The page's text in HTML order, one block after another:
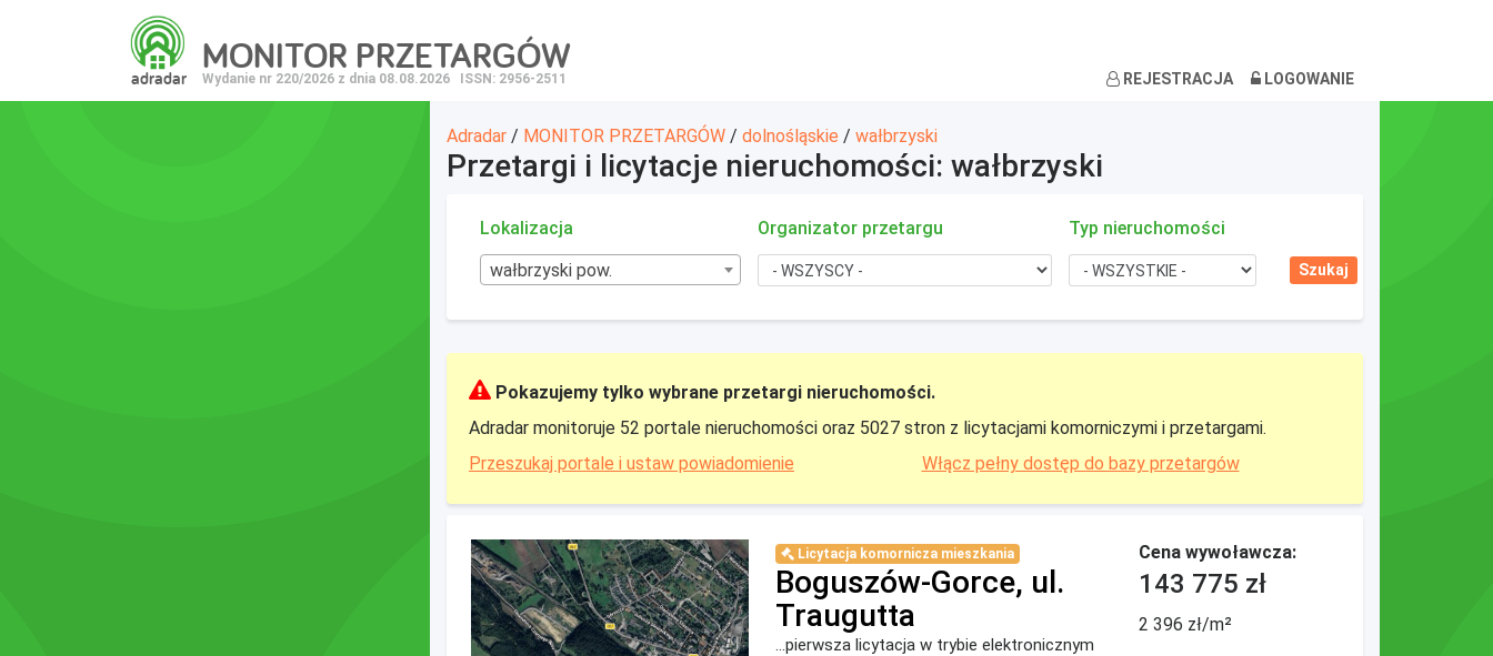
adradar
MONITOR PRZETARGÓW
Wydanie nr 220/2026 z dnia 08.08.2026 ISSN: 2956-2511 REJESTRACJA LOGOWANIE
Adradar / MONITOR PRZETARGÓW / dolnośląskie / wałbrzyski
Przetargi i licytacje nieruchomości: wałbrzyski
Lokalizacja
wałbrzyski pow.
Organizator przetargu Typ nieruchomości
Pokazujemy tylko wybrane przetargi nieruchomości.
Adradar monitoruje 52 portale nieruchomości oraz 5027 stron z licytacjami komorniczymi i przetargami.
Przeszukaj portale i ustaw powiadomienie
Włącz pełny dostęp do bazy przetargów
Licytacja komornicza mieszkania
Boguszów-Gorce, ul.
Traugutta
...pierwsza licytacja w trybie elektronicznym
Cena wywoławcza:
143 775 zł
2 396 zł/m²